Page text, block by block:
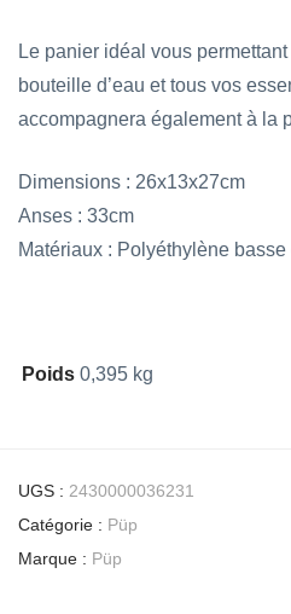
Le panier idéal vous
bouteille d’eau et tous vos
accompagnera également à la
Dimensions : 26x13x27cm
Anses : 33cm
Matériaux : Polyéthylène
Poids 0,395 kg
UGS : 2430000036231
Catégorie : Püp
Marque : Püp